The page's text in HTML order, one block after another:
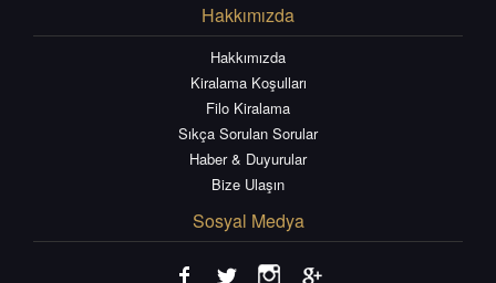
Hakkımızda
Hakkımızda
Kiralama Koşulları
Filo Kiralama
Sıkça Sorulan Sorular
Haber & Duyurular
Bize Ulaşın
Sosyal Medya